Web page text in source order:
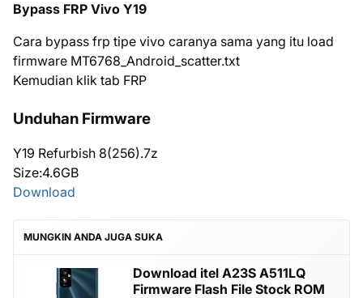
Bypass FRP Vivo Y19
Cara bypass frp tipe vivo caranya sama yang itu load
firmware MT6768_Android_scatter.txt
Kemudian klik tab FRP
Unduhan Firmware
Y19 Refurbish 8(256).7z
Size:4.6GB
Download
MUNGKIN ANDA JUGA SUKA
Download itel A23S A511LQ
Firmware Flash File Stock ROM